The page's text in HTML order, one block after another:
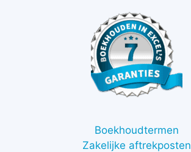
Boekhoudtermen
Zakelijke aftrekposten